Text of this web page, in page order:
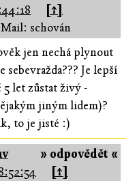
[↑]
Mail: schován
jen nechá plynout
Je lepší
5 let zůstat živý -
jiným lidem)?
to je jisté :)
» odpovědět «
[↑]